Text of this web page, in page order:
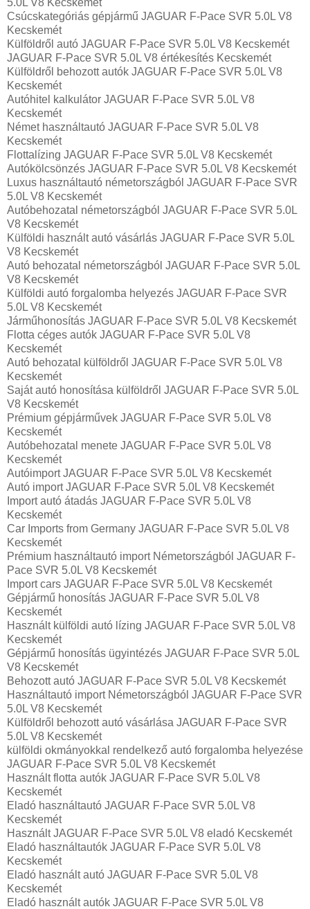
Csúcskategóriás gépjármű JAGUAR F-Pace SVR 5.0L V8
Kecskemét
Külföldről autó JAGUAR F-Pace SVR 5.0L V8 Kecskemét
JAGUAR F-Pace SVR 5.0L V8 értékesítés Kecskemét
Külföldről behozott autók JAGUAR F-Pace SVR 5.0L V8
Kecskemét
Autóhitel kalkulátor JAGUAR F-Pace SVR 5.0L V8
Kecskemét
Német használtautó JAGUAR F-Pace SVR 5.0L V8
Kecskemét
Flottalízing JAGUAR F-Pace SVR 5.0L V8 Kecskemét
Autókölcsönzés JAGUAR F-Pace SVR 5.0L V8 Kecskemét
Luxus használtautó németországból JAGUAR F-Pace SVR
5.0L V8 Kecskemét
Autóbehozatal németországból JAGUAR F-Pace SVR 5.0L
V8 Kecskemét
Külföldi használt autó vásárlás JAGUAR F-Pace SVR 5.0L
V8 Kecskemét
Autó behozatal németországból JAGUAR F-Pace SVR 5.0L
V8 Kecskemét
Külföldi autó forgalomba helyezés JAGUAR F-Pace SVR
5.0L V8 Kecskemét
Járműhonosítás JAGUAR F-Pace SVR 5.0L V8 Kecskemét
Flotta céges autók JAGUAR F-Pace SVR 5.0L V8
Kecskemét
Autó behozatal külföldről JAGUAR F-Pace SVR 5.0L V8
Kecskemét
Saját autó honosítása külföldről JAGUAR F-Pace SVR 5.0L
V8 Kecskemét
Prémium gépjárművek JAGUAR F-Pace SVR 5.0L V8
Kecskemét
Autóbehozatal menete JAGUAR F-Pace SVR 5.0L V8
Kecskemét
Autóimport JAGUAR F-Pace SVR 5.0L V8 Kecskemét
Autó import JAGUAR F-Pace SVR 5.0L V8 Kecskemét
Import autó átadás JAGUAR F-Pace SVR 5.0L V8
Kecskemét
Car Imports from Germany JAGUAR F-Pace SVR 5.0L V8
Kecskemét
Prémium használtautó import Németországból JAGUAR F-
Pace SVR 5.0L V8 Kecskemét
Import cars JAGUAR F-Pace SVR 5.0L V8 Kecskemét
Gépjármű honosítás JAGUAR F-Pace SVR 5.0L V8
Kecskemét
Használt külföldi autó lízing JAGUAR F-Pace SVR 5.0L V8
Kecskemét
Gépjármű honosítás ügyintézés JAGUAR F-Pace SVR 5.0L
V8 Kecskemét
Behozott autó JAGUAR F-Pace SVR 5.0L V8 Kecskemét
Használtautó import Németországból JAGUAR F-Pace SVR
5.0L V8 Kecskemét
Külföldről behozott autó vásárlása JAGUAR F-Pace SVR
5.0L V8 Kecskemét
külföldi okmányokkal rendelkező autó forgalomba helyezése
JAGUAR F-Pace SVR 5.0L V8 Kecskemét
Használt flotta autók JAGUAR F-Pace SVR 5.0L V8
Kecskemét
Eladó használtautó JAGUAR F-Pace SVR 5.0L V8
Kecskemét
Használt JAGUAR F-Pace SVR 5.0L V8 eladó Kecskemét
Eladó használtautók JAGUAR F-Pace SVR 5.0L V8
Kecskemét
Eladó használt autó JAGUAR F-Pace SVR 5.0L V8
Kecskemét
Eladó használt autók JAGUAR F-Pace SVR 5.0L V8